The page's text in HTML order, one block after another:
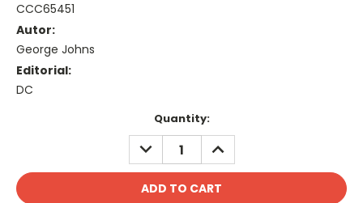
CCC65451
Autor:
George Johns
Editorial:
DC
Quantity:
DECREASE
QUANTITY:
INCREASE
QUANTITY: